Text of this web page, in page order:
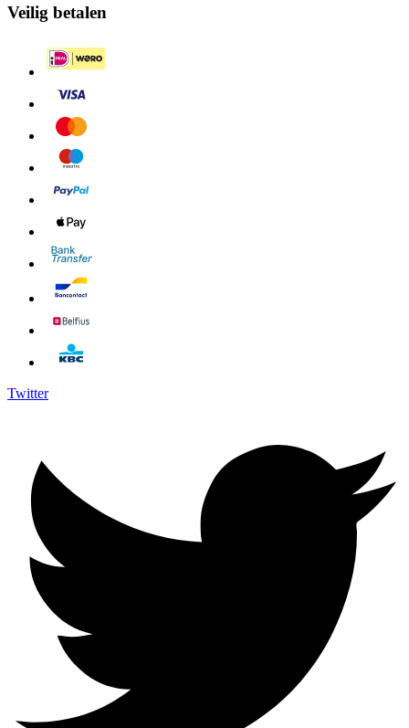
Veilig betalen
Twitter